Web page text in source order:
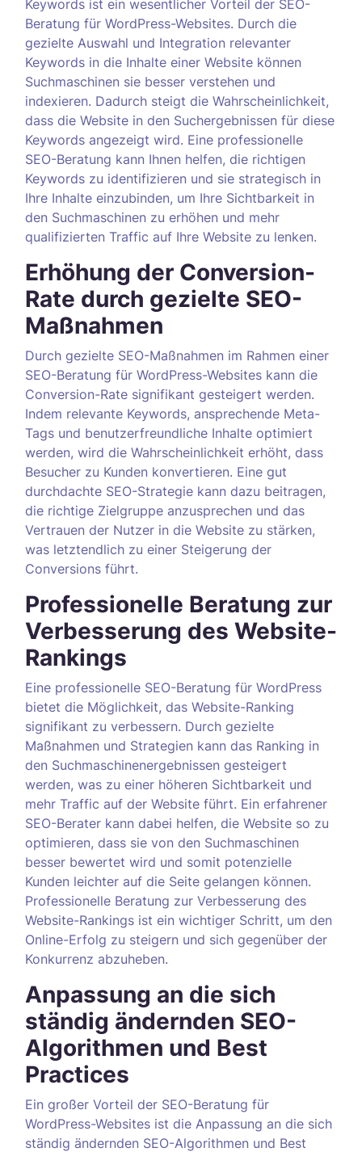
Keywords ist ein wesentlicher Vorteil der SEO-
Beratung für WordPress-Websites. Durch die
gezielte Auswahl und Integration relevanter
Keywords in die Inhalte einer Website können
Suchmaschinen sie besser verstehen und
indexieren. Dadurch steigt die Wahrscheinlichkeit,
dass die Website in den Suchergebnissen für diese
Keywords angezeigt wird. Eine professionelle
SEO-Beratung kann Ihnen helfen, die richtigen
Keywords zu identifizieren und sie strategisch in
Ihre Inhalte einzubinden, um Ihre Sichtbarkeit in
den Suchmaschinen zu erhöhen und mehr
qualifizierten Traffic auf Ihre Website zu lenken.
Erhöhung der Conversion-
Rate durch gezielte SEO-
Maßnahmen
Durch gezielte SEO-Maßnahmen im Rahmen einer
SEO-Beratung für WordPress-Websites kann die
Conversion-Rate signifikant gesteigert werden.
Indem relevante Keywords, ansprechende Meta-
Tags und benutzerfreundliche Inhalte optimiert
werden, wird die Wahrscheinlichkeit erhöht, dass
Besucher zu Kunden konvertieren. Eine gut
durchdachte SEO-Strategie kann dazu beitragen,
die richtige Zielgruppe anzusprechen und das
Vertrauen der Nutzer in die Website zu stärken,
was letztendlich zu einer Steigerung der
Conversions führt.
Professionelle Beratung zur
Verbesserung des Website-
Rankings
Eine professionelle SEO-Beratung für WordPress
bietet die Möglichkeit, das Website-Ranking
signifikant zu verbessern. Durch gezielte
Maßnahmen und Strategien kann das Ranking in
den Suchmaschinenergebnissen gesteigert
werden, was zu einer höheren Sichtbarkeit und
mehr Traffic auf der Website führt. Ein erfahrener
SEO-Berater kann dabei helfen, die Website so zu
optimieren, dass sie von den Suchmaschinen
besser bewertet wird und somit potenzielle
Kunden leichter auf die Seite gelangen können.
Professionelle Beratung zur Verbesserung des
Website-Rankings ist ein wichtiger Schritt, um den
Online-Erfolg zu steigern und sich gegenüber der
Konkurrenz abzuheben.
Anpassung an die sich
ständig ändernden SEO-
Algorithmen und Best
Practices
Ein großer Vorteil der SEO-Beratung für
WordPress-Websites ist die Anpassung an die sich
ständig ändernden SEO-Algorithmen und Best